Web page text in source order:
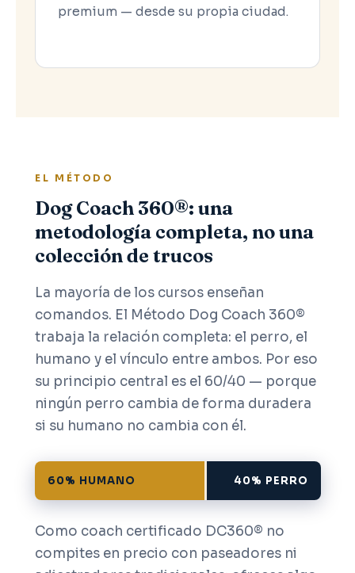
premium — desde su propia ciudad.
EL MÉTODO
Dog Coach 360®: una
metodología completa, no una
colección de trucos
La mayoría de los cursos enseñan
comandos. El Método Dog Coach 360®
trabaja la relación completa: el perro, el
humano y el vínculo entre ambos. Por eso
su principio central es el 60/40 — porque
ningún perro cambia de forma duradera
si su humano no cambia con él.
60% HUMANO 40% PERRO
Como coach certificado DC360® no
compites en precio con paseadores ni